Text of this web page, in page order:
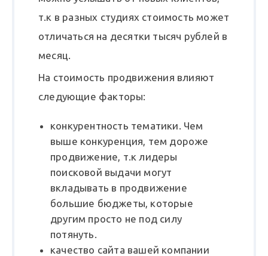
т.к в разных студиях стоимость может
отличаться на десятки тысяч рублей в
месяц.
На стоимость продвижения влияют
следующие факторы:
конкурентность тематики. Чем
выше конкуренция, тем дороже
продвижение, т.к лидеры
поисковой выдачи могут
вкладывать в продвижение
большие бюджеты, которые
другим просто не под силу
потянуть.
качество сайта вашей компании